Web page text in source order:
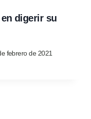
digerir su
febrero de 2021